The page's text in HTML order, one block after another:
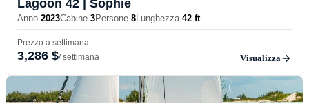
Lagoon 42 | Sophie
Anno 2023Cabine 3Persone 8Lunghezza 42 ft
Prezzo a settimana
3,286 $/ settimana Visualizza